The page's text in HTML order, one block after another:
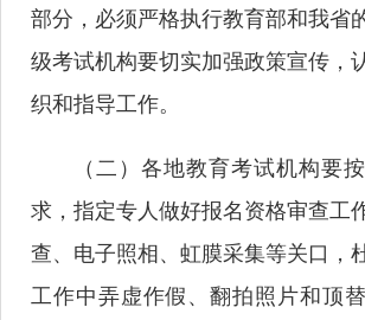
部分，必须严格执行教育部和我省
级考试机构要切实加强政策宣传，
织和指导工作。
（二）各地教育考试机构要
求，指定专人做好报名资格审查工
查、电子照相、虹膜采集等关口，
工作中弄虚作假、翻拍照片和顶